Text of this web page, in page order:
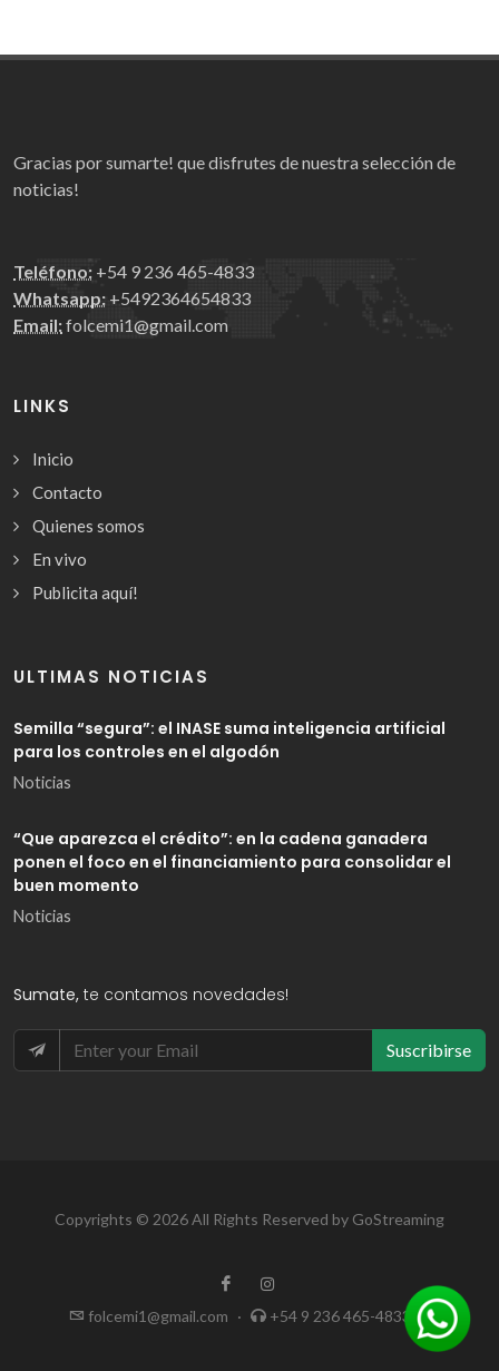
Gracias por sumarte! que disfrutes de nuestra selección de
noticias!
Teléfono: +54 9 236 465-4833
Whatsapp: +5492364654833
Email:folcemi1@gmail.com
LINKS
Inicio
Contacto
Quienes somos
En vivo
Publicita aquí!
ULTIMAS NOTICIAS
Semilla “segura”: el INASE suma inteligencia artificial
para los controles en el algodón
Noticias
“Que aparezca el crédito”: en la cadena ganadera
ponen el foco en el financiamiento para consolidar el
buen momento
Noticias
Sumate, te contamos novedades!
Suscribirse
Copyrights © 2026 All Rights Reserved by GoStreaming
folcemi1@gmail.com · +54 9 236 465-4833 ·